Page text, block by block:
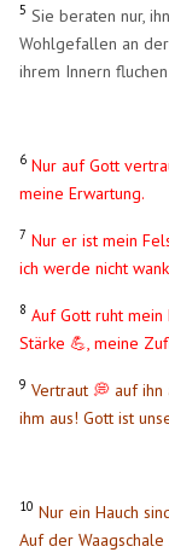
5 Sie beraten nur,
Wohlgefallen an
ihrem Innern
6 Nur auf Gott
meine Erwartung.
7 Nur er ist mein
ich werde nicht
8 Auf Gott ruht
Stärke 💪, meine
9 Vertraut 💭 auf
ihm aus! Gott ist
10 Nur ein Hauch
Auf der